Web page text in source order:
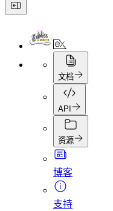
文档
API
资源
博客
支持